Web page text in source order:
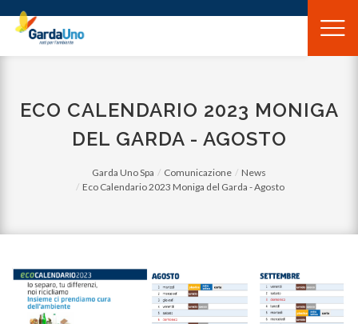
Gardauno
Spa
ECO CALENDARIO 2023 MONIGA
DEL GARDA - AGOSTO
Garda Uno Spa Comunicazione
News
Eco Calendario 2023 Moniga del Garda - Agosto